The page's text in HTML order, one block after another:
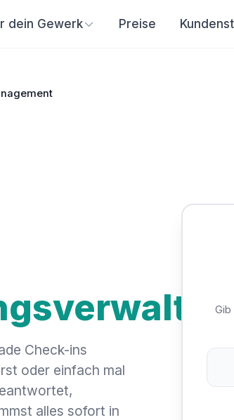
dein Gewerk Preise
Check-ins
oder einfach mal
alles sofort in